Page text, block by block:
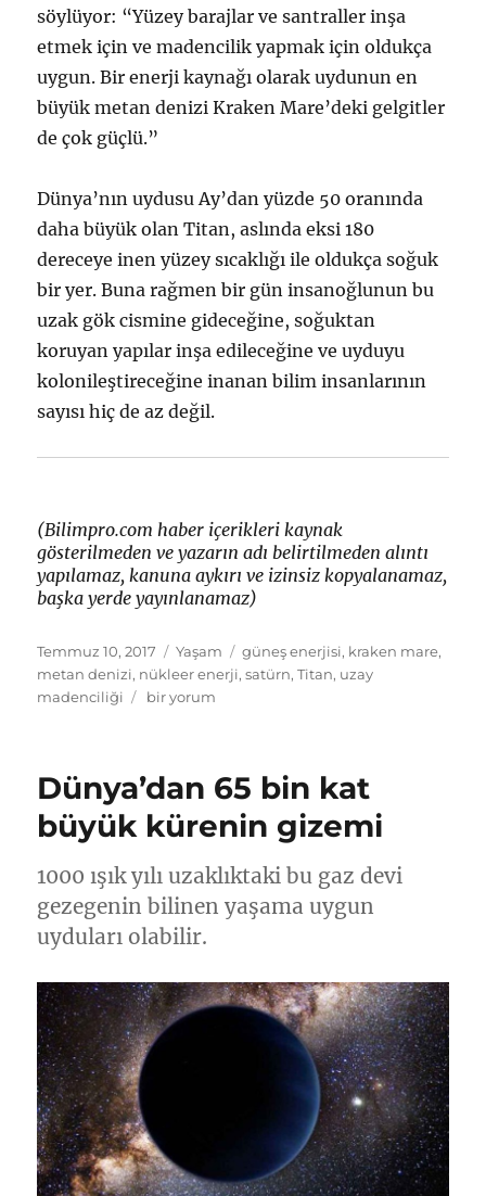
söylüyor: “Yüzey barajlar ve santraller inşa
etmek için ve madencilik yapmak için oldukça
uygun. Bir enerji kaynağı olarak uydunun en
büyük metan denizi Kraken Mare’deki gelgitler
de çok güçlü.”
Dünya’nın uydusu Ay’dan yüzde 50 oranında
daha büyük olan Titan, aslında eksi 180
dereceye inen yüzey sıcaklığı ile oldukça soğuk
bir yer. Buna rağmen bir gün insanoğlunun bu
uzak gök cismine gideceğine, soğuktan
koruyan yapılar inşa edileceğine ve uyduyu
kolonileştireceğine inanan bilim insanlarının
sayısı hiç de az değil.
(Bilimpro.com haber içerikleri kaynak
gösterilmeden ve yazarın adı belirtilmeden alıntı
yapılamaz, kanuna aykırı ve izinsiz kopyalanamaz,
başka yerde yayınlanamaz)
Yayın
tarihi
Temmuz 10, 2017 Kategoriler
Yaşam Etiketler
güneş enerjisi, kraken mare,
metan denizi, nükleer enerji,satürn,Titan, uzay
madenciliği
Araştırma:
insan
için
bir yorum
Dünya’dan 65 bin kat
büyük kürenin gizemi
1000 ışık yılı uzaklıktaki bu gaz devi
gezegenin bilinen yaşama uygun
uyduları olabilir.